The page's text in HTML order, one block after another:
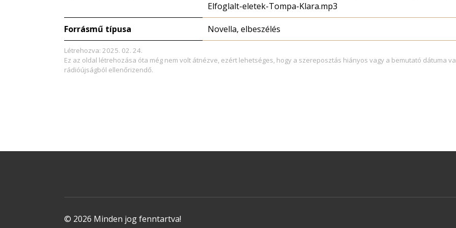
Elfoglalt-eletek-Tompa-Klara.mp3
Forrásmű típusa Novella, elbeszélés
Létrehozva: 2025. 02. 24.
Ez az oldal létrehozása óta még nem volt átnézve, ezért lehetséges, hogy a szereposztás hiányos vagy a bemutató dátuma
rádióújságból ellenőrizendő.
© 2026 Minden jog fenntartva!